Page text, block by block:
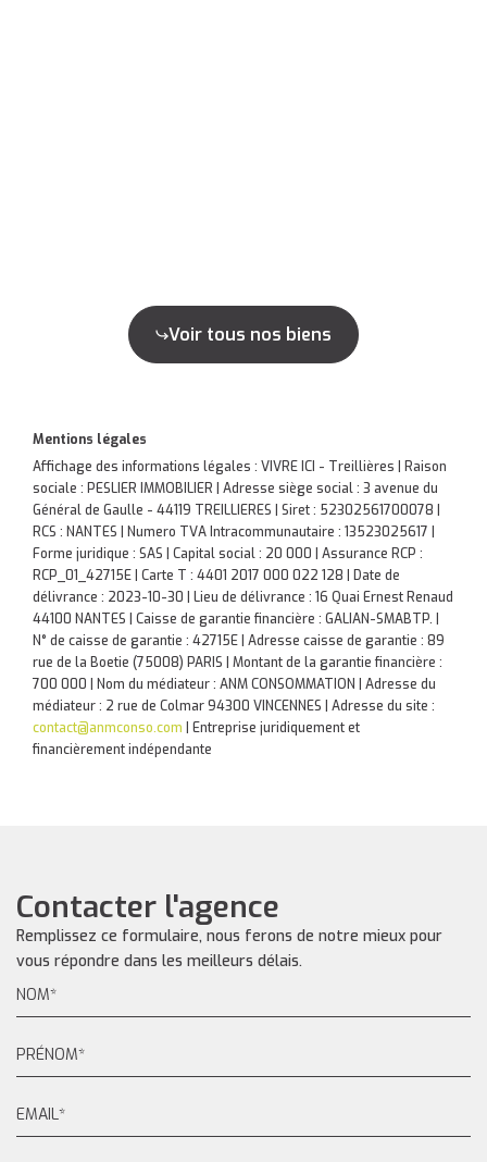
Voir tous nos biens
Mentions légales
Affichage des informations légales : VIVRE ICI - Treillières | Raison
sociale : PESLIER IMMOBILIER | Adresse siège social : 3 avenue du
Général de Gaulle - 44119 TREILLIERES | Siret : 52302561700078 |
RCS : NANTES | Numero TVA Intracommunautaire : 13523025617 |
Forme juridique : SAS | Capital social : 20 000 | Assurance RCP :
RCP_01_42715E | Carte T : 4401 2017 000 022 128 | Date de
délivrance : 2023-10-30 | Lieu de délivrance : 16 Quai Ernest Renaud
44100 NANTES | Caisse de garantie financière : GALIAN-SMABTP. |
N° de caisse de garantie : 42715E | Adresse caisse de garantie : 89
rue de la Boetie (75008) PARIS | Montant de la garantie financière :
700 000 | Nom du médiateur : ANM CONSOMMATION | Adresse du
médiateur : 2 rue de Colmar 94300 VINCENNES | Adresse du site :
contact@anmconso.com
Entreprise juridiquement et
financièrement indépendante
Contacter l'agence
Remplissez ce formulaire, nous ferons de notre mieux pour
vous répondre dans les meilleurs délais.